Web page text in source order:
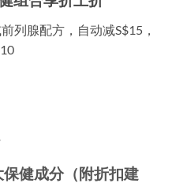
列腺配方，自动减S$15，
健成分（附折扣建